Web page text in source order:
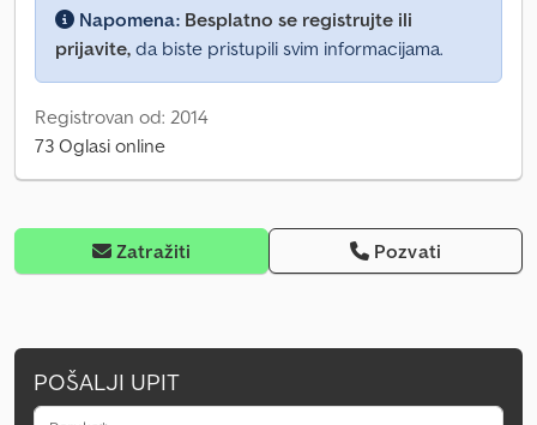
Napomena: Besplatno se registrujte ili
prijavite, da biste pristupili svim informacijama.
Registrovan od: 2014
73 Oglasi online
Zatražiti Pozvati
POŠALJI UPIT